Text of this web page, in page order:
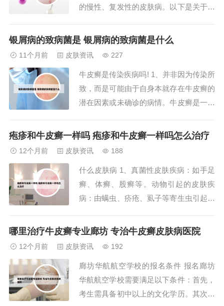
的慢性、复发性的皮肤病。以下是关于副
炎症因子以及环境等多种因素共同作用下
所不同。副银屑病是一组较少见的皮肤
病。以下是关于...
银屑病的致病菌是 银屑病的致病菌是什么
11个月前 皮肤资讯 227
牛皮癣是传染疾病吗! 1、并非因为传染所
致，而是可能由于自身本就存在牛皮癣的
潜在因素或未确诊的病情。牛皮癣是一种
菌、寄生虫等微生物无关。因此，我们不
我们应保持警惕并及时就医，以便得到专
业医生的诊...
疱疹和牛皮癣一样吗 疱疹和牛皮癣一样吗怎么治疗
12个月前 皮肤资讯 188
什么皮肤病 1、真菌性皮肤疾病：如手足
癣、体癣、股癣等。动物引起的皮肤疾
病：由螨虫、疥疮、虱子等寄生虫引起的
病：变异性皮炎：与遗传、环境等多种因
病。2、病毒性皮肤病 常见的有单纯疱
疹、带状疱疹、...
哪里治疗牛皮癣专业廊坊 专治牛皮癣皮肤病医院
12个月前 皮肤资讯 192
廊坊华航航空学校的报名条件 报名廊坊
华航航空学校需要满足以下条件：首先，
考生需具备初中以上的文化学历。其次，